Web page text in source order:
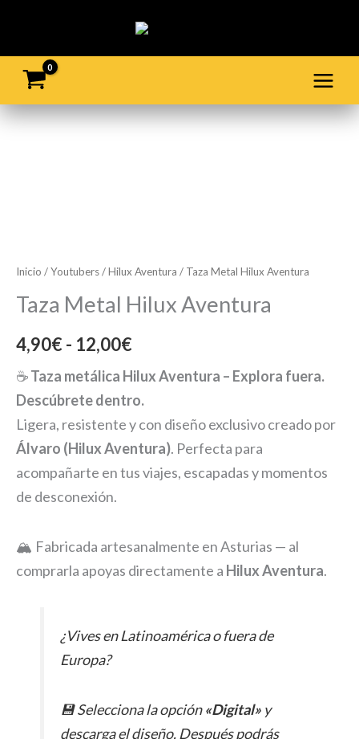
contenido
Inicio /Youtubers/Hilux Aventura / Taza Metal Hilux Aventura
Taza Metal Hilux Aventura
4,90€- 12,00€
desde
4,90€
☕Taza metálica Hilux Aventura – Explora fuera.
Descúbrete dentro.
Ligera, resistente y con diseño exclusivo creado por
Álvaro (Hilux Aventura). Perfecta para
acompañarte en tus viajes, escapadas y momentos
de desconexión.
🏔️ Fabricada artesanalmente en Asturias — al
comprarla apoyas directamente a Hilux Aventura.
¿Vives en Latinoamérica o fuera de
Europa?
💾 Selecciona la opción«Digital»y
descarga el diseño. Después podrás